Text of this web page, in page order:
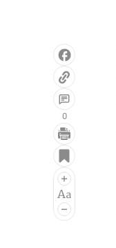
Điện ảnh
Âm nhạc
0